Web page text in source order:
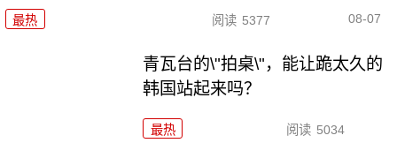
最热 阅读 5377 08-07
青瓦台的\"拍桌\"，能让跪太久的
韩国站起来吗？
最热 阅读 5034